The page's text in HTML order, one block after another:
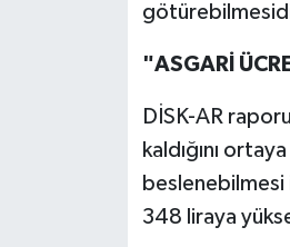
"ASGARİ
DİSK-AR
kaldığını
beslenebilmesi
348 liraya